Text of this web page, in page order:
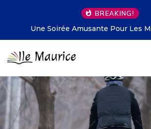
BREAKING!
Une Soirée Amusante Pour Les